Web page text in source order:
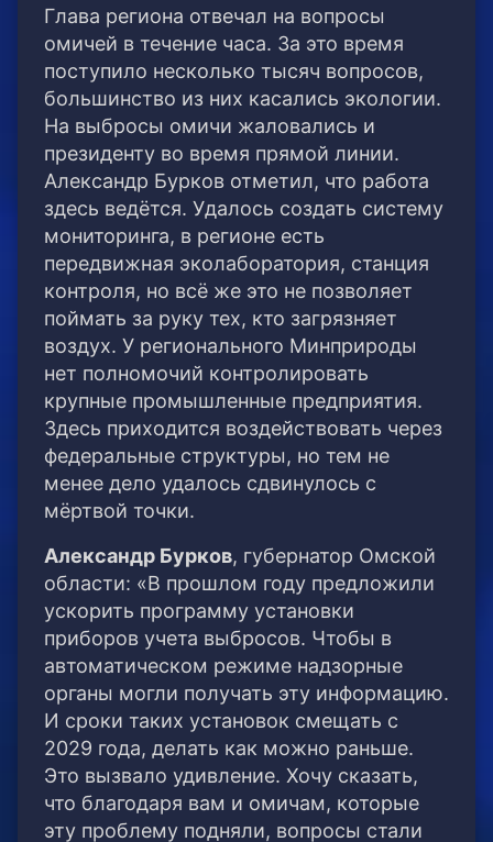
Глава региона отвечал на вопросы
омичей в течение часа. За это время
поступило несколько тысяч вопросов,
большинство из них касались экологии.
На выбросы омичи жаловались и
президенту во время прямой линии.
Александр Бурков отметил, что работа
здесь ведётся. Удалось создать систему
мониторинга, в регионе есть
передвижная эколаборатория, станция
контроля, но всё же это не позволяет
поймать за руку тех, кто загрязняет
воздух. У регионального Минприроды
нет полномочий контролировать
крупные промышленные предприятия.
Здесь приходится воздействовать через
федеральные структуры, но тем не
менее дело удалось сдвинулось с
мёртвой точки.
Александр Бурков, губернатор Омской
области: «В прошлом году предложили
ускорить программу установки
приборов учета выбросов. Чтобы в
автоматическом режиме надзорные
органы могли получать эту информацию.
И сроки таких установок смещать с
2029 года, делать как можно раньше.
Это вызвало удивление. Хочу сказать,
что благодаря вам и омичам, которые
эту проблему подняли, вопросы стали